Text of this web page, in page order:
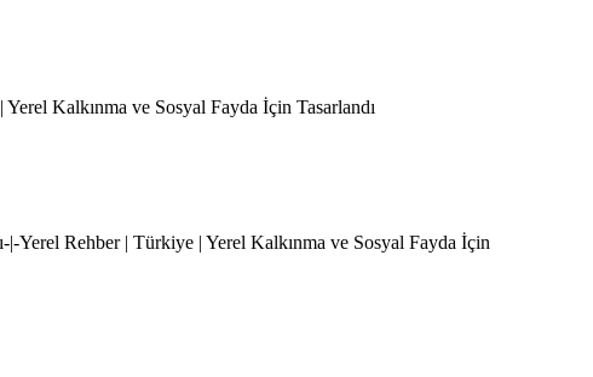
Kalkınma ve Sosyal Fayda İçin Tasarlandı
Yerel Rehber | Türkiye | Yerel Kalkınma ve Sosyal Fayda İçin